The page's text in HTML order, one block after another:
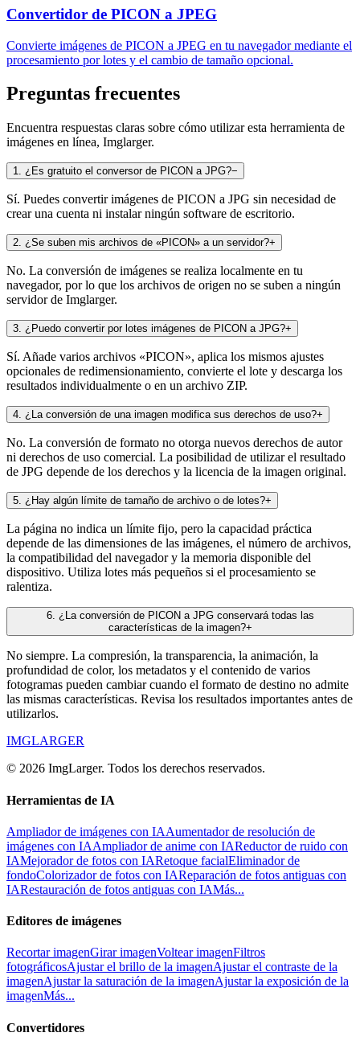
Convertidor de PICON a JPEG
Convierte imágenes de PICON a JPEG en tu navegador mediante el
procesamiento por lotes y el cambio de tamaño opcional.
Preguntas frecuentes
Encuentra respuestas claras sobre cómo utilizar esta herramienta de
imágenes en línea, Imglarger.
1. ¿Es gratuito el conversor de PICON a JPG?−
Sí. Puedes convertir imágenes de PICON a JPG sin necesidad de
crear una cuenta ni instalar ningún software de escritorio.
2. ¿Se suben mis archivos de «PICON» a un servidor?+
No. La conversión de imágenes se realiza localmente en tu
navegador, por lo que los archivos de origen no se suben a ningún
servidor de Imglarger.
3. ¿Puedo convertir por lotes imágenes de PICON a JPG?+
Sí. Añade varios archivos «PICON», aplica los mismos ajustes
opcionales de redimensionamiento, convierte el lote y descarga los
resultados individualmente o en un archivo ZIP.
4. ¿La conversión de una imagen modifica sus derechos de uso?+
No. La conversión de formato no otorga nuevos derechos de autor
ni derechos de uso comercial. La posibilidad de utilizar el resultado
de JPG depende de los derechos y la licencia de la imagen original.
5. ¿Hay algún límite de tamaño de archivo o de lotes?+
La página no indica un límite fijo, pero la capacidad práctica
depende de las dimensiones de las imágenes, el número de archivos,
la compatibilidad del navegador y la memoria disponible del
dispositivo. Utiliza lotes más pequeños si el procesamiento se
ralentiza.
6. ¿La conversión de PICON a JPG conservará todas las
características de la imagen?+
No siempre. La compresión, la transparencia, la animación, la
profundidad de color, los metadatos y el contenido de varios
fotogramas pueden cambiar cuando el formato de destino no admite
las mismas características. Revisa los resultados importantes antes de
utilizarlos.
IMGLARGER
© 2026 ImgLarger. Todos los derechos reservados.
Herramientas de IA
Ampliador de imágenes con IAAumentador de resolución de
imágenes con IAAmpliador de anime con IAReductor de ruido con
IAMejorador de fotos con IARetoque facialEliminador de
fondoColorizador de fotos con IAReparación de fotos antiguas con
IARestauración de fotos antiguas con IAMás...
Editores de imágenes
Recortar imagenGirar imagenVoltear imagenFiltros
fotográficosAjustar el brillo de la imagenAjustar el contraste de la
imagenAjustar la saturación de la imagenAjustar la exposición de la
imagenMás...
Convertidores